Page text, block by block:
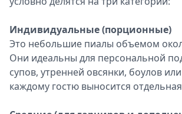
Индивидуальные (порционные)
Это небольшие пиалы объемом
Они идеальны для персональной
супов, утренней овсянки, боулов
каждому гостю выносится